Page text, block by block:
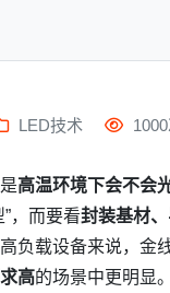
LED技术
高温环境下会不会
，而要看封装基材
负载设备来说，金
高的场景中更明显。